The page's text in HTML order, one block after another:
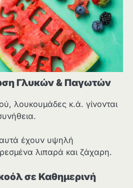
Γλυκών & Παγωτών
λουκουμάδες κ.ά. γίνονται
έχουν υψηλή
λιπαρά και ζάχαρη.
σε Καθημερινή